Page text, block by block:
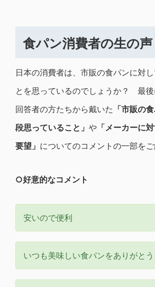
食パン消費者の生の声
日本の消費者は、市販の食パンに対
とを思っているのでしょうか？ 最後
回答者の方たちから戴いた 「市販の
段思っていること」 や 「メーカーに
要望」 についてのコメントの一部をご
○好意的なコメント
安いので便利
いつも美味しい食パンをありがとう